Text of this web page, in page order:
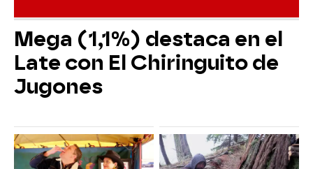
Mega (1,1%) destaca en el
Late con El Chiringuito de
Jugones